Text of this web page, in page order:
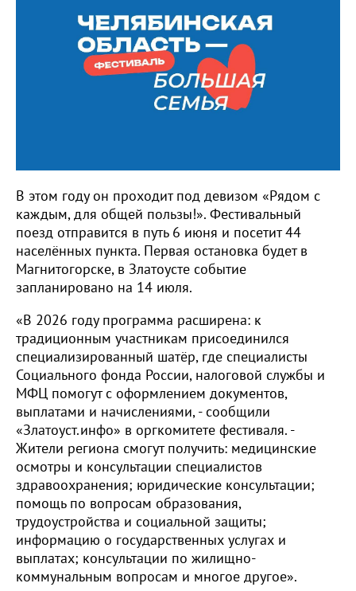
В этом году он проходит под девизом «Рядом с
каждым, для общей пользы!». Фестивальный
поезд отправится в путь 6 июня и посетит 44
населённых пункта. Первая остановка будет в
Магнитогорске, в Златоусте событие
запланировано на 14 июля.
«В 2026 году программа расширена: к
традиционным участникам присоединился
специализированный шатёр, где специалисты
Социального фонда России, налоговой службы и
МФЦ помогут с оформлением документов,
выплатами и начислениями, - сообщили
«Златоуст.инфо» в оргкомитете фестиваля. -
Жители региона смогут получить: медицинские
осмотры и консультации специалистов
здравоохранения; юридические консультации;
помощь по вопросам образования,
трудоустройства и социальной защиты;
информацию о государственных услугах и
выплатах; консультации по жилищно-
коммунальным вопросам и многое другое».